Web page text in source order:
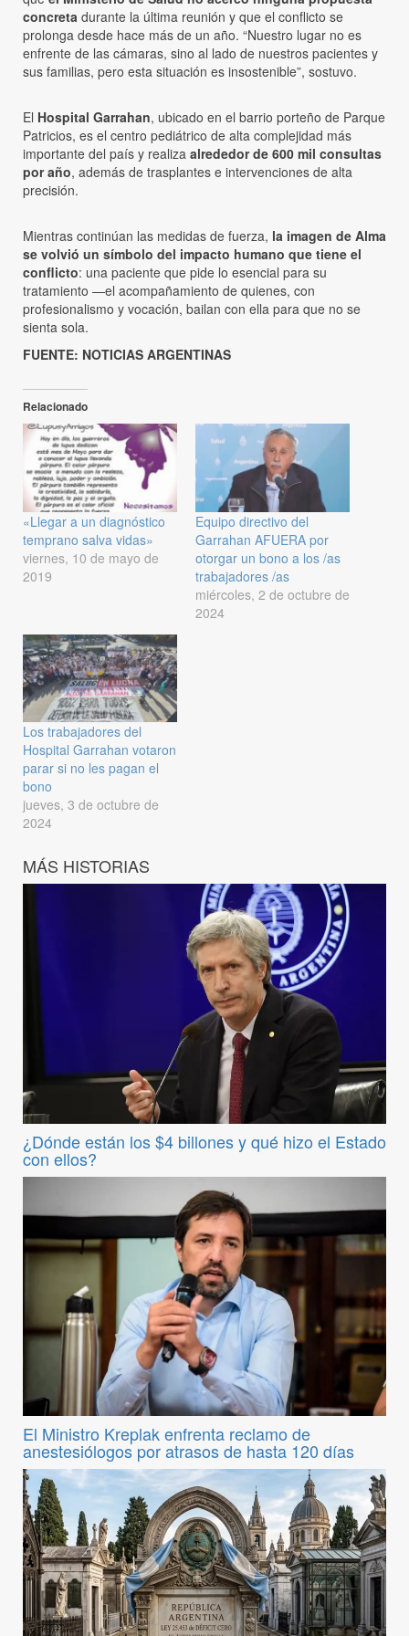
concreta durante la última reunión y que el conflicto se
prolonga desde hace más de un año. “Nuestro lugar no es
enfrente de las cámaras, sino al lado de nuestros pacientes y
sus familias, pero esta situación es insostenible”, sostuvo.
El Hospital Garrahan, ubicado en el barrio porteño de Parque
Patricios, es el centro pediátrico de alta complejidad más
importante del país y realiza alrededor de 600 mil consultas
por año, además de trasplantes e intervenciones de alta
precisión.
Mientras continúan las medidas de fuerza, la imagen de Alma
se volvió un símbolo del impacto humano que tiene el
conflicto: una paciente que pide lo esencial para su
tratamiento —el acompañamiento de quienes, con
profesionalismo y vocación, bailan con ella para que no se
sienta sola.
FUENTE: NOTICIAS ARGENTINAS
Relacionado
«Llegar a un diagnóstico
temprano salva vidas»
viernes, 10 de mayo de
2019
Equipo directivo del
Garrahan AFUERA por
otorgar un bono a los /as
trabajadores /as
miércoles, 2 de octubre de
2024
Los trabajadores del
Hospital Garrahan votaron
parar si no les pagan el
bono
jueves, 3 de octubre de
2024
MÁS HISTORIAS
¿Dónde están los $4 billones y qué hizo el Estado
con ellos?
El Ministro Kreplak enfrenta reclamo de
anestesiólogos por atrasos de hasta 120 días